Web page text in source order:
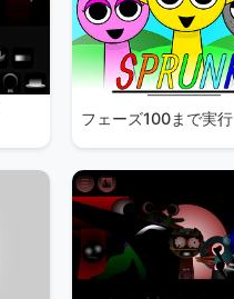
フェーズ100まで実行